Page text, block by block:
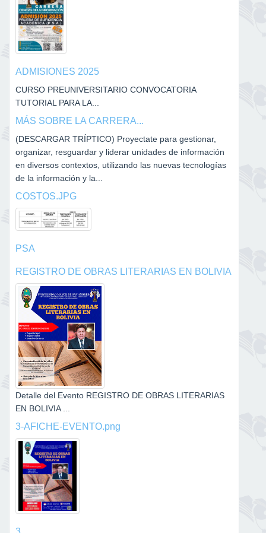
ADMISIONES 2025
CURSO PREUNIVERSITARIO CONVOCATORIA
TUTORIAL PARA LA...
MÁS SOBRE LA CARRERA...
(DESCARGAR TRÍPTICO) Proyectate para gestionar,
organizar, resguardar y liderar unidades de información
en diversos contextos, utilizando las nuevas tecnologías
de la información y la...
COSTOS.JPG
PSA
REGISTRO DE OBRAS LITERARIAS EN BOLIVIA
Detalle del Evento REGISTRO DE OBRAS LITERARIAS
EN BOLIVIA ...
3-AFICHE-EVENTO.png